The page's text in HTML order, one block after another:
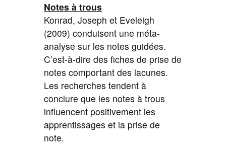
Notes à trous
Konrad, Joseph et Eveleigh
(2009) conduisent une méta-
analyse sur les notes guidées.
C’est-à-dire des fiches de prise de
notes comportant des lacunes.
Les recherches tendent à
conclure que les notes à trous
influencent positivement les
apprentissages et la prise de
note.